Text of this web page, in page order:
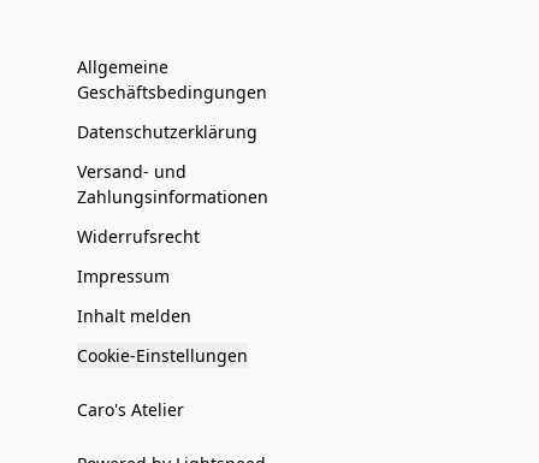
Allgemeine
Geschäftsbedingungen
Datenschutzerklärung
Versand- und
Zahlungsinformationen
Widerrufsrecht
Impressum
Inhalt melden
Cookie-Einstellungen
Caro's Atelier